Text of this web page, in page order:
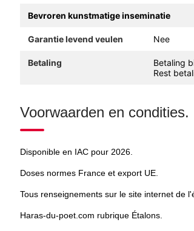
Bevroren kunstmatige inseminatie
Garantie levend veulen Nee
Betaling
Betaling
Rest
Voorwaarden en condities.
Disponible en IAC pour 2026.
Doses normes France et export UE.
Tous renseignements sur le site internet de
Haras-du-poet.com rubrique Étalons.